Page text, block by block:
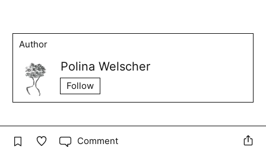
Author
Polina Welscher
Follow
Comment